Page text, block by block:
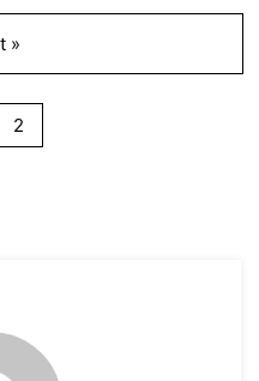
回転したりするので若干ですがト
なります。 秋田市内の方に説明
すると駅方面から向かい、セリオ
ンを過ぎて右に曲がると天王方面
に向かう所を曲がらずにまっすぐ
進むとすぐにつきます笑 こちら
2
»